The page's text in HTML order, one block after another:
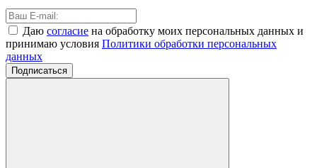
Даю согласие на обработку моих персональных данных и
принимаю условия Политики обработки персональных
данных
Подписаться